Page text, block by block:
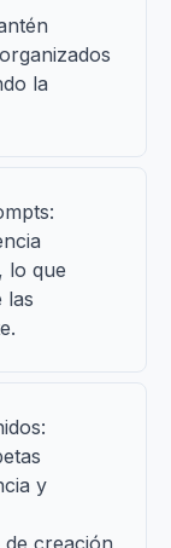
la
lo que
las
y
creación